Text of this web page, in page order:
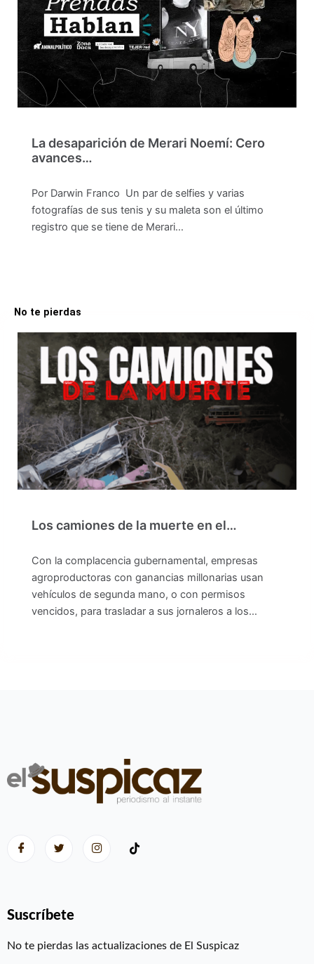
La desaparición de Merari Noemí: Cero
avances…
Por Darwin Franco Un par de selfies y varias
fotografías de sus tenis y su maleta son el último
registro que se tiene de Merari…
No te pierdas
Los camiones de la muerte en el…
Con la complacencia gubernamental, empresas
agroproductoras con ganancias millonarias usan
vehículos de segunda mano, o con permisos
vencidos, para trasladar a sus jornaleros a los…
Suscríbete
No te pierdas las actualizaciones de El Suspicaz